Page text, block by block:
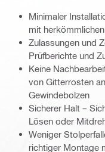
Minimaler
mit
Zulassungen und
Prüfberichte und
Keine
von Gitterrosten
Gewindebolzen
Sicherer Halt –
Lösen oder
Weniger
richtiger Montage